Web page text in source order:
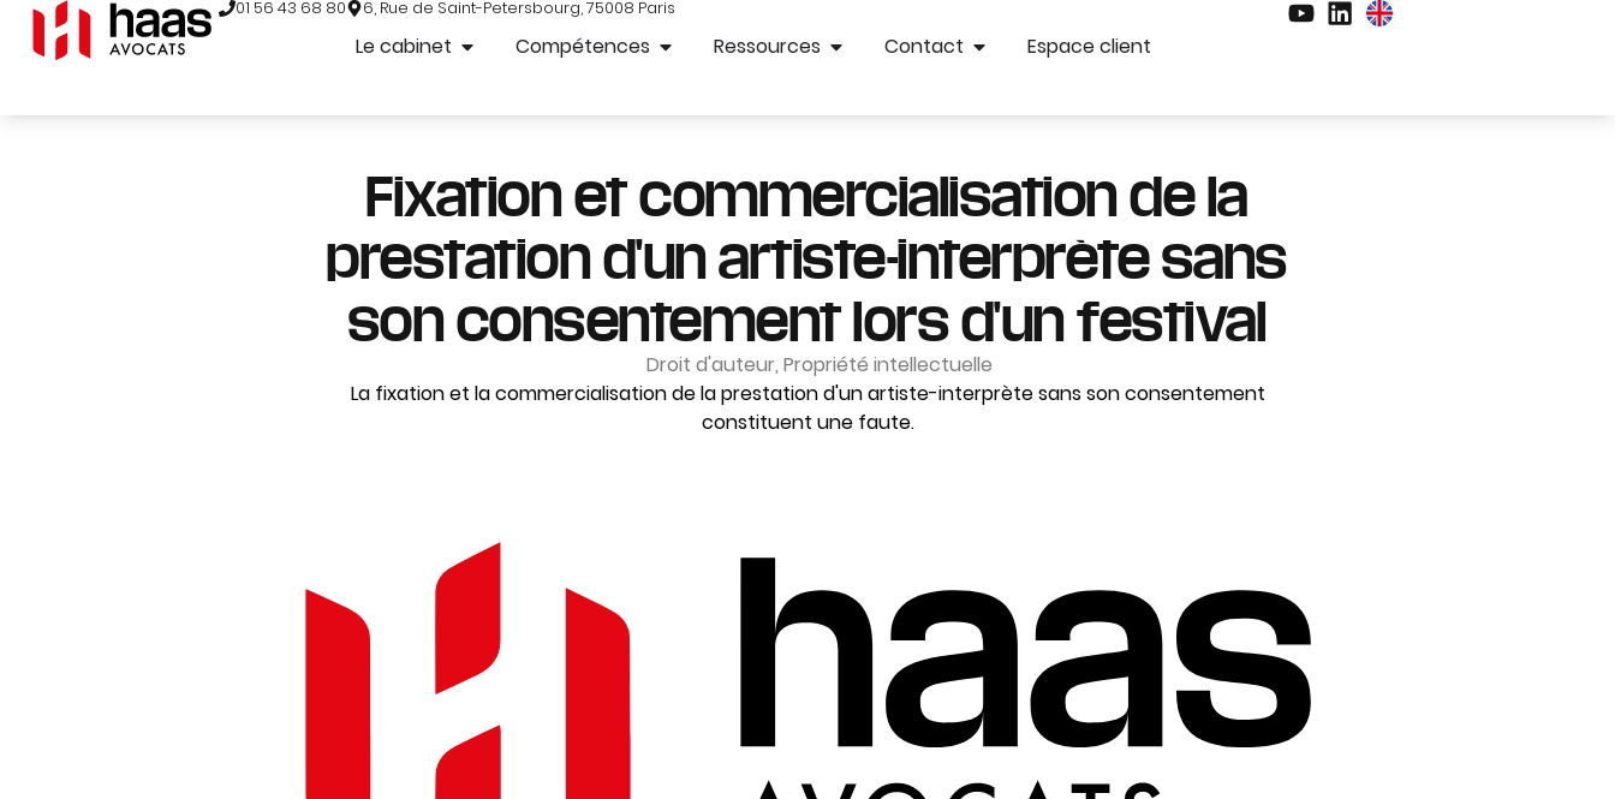
01 56 43 68 80 6, Rue de Saint-Petersbourg, 75008 Paris
Le cabinet Compétences Ressources Contact Espace client
Fixation et commercialisation de la
prestation d'un artiste-interprète sans
son consentement lors d'un festival
Droit d'auteur, Propriété intellectuelle
La fixation et la commercialisation de la prestation d'un artiste-interprète sans son consentement
constituent une faute.